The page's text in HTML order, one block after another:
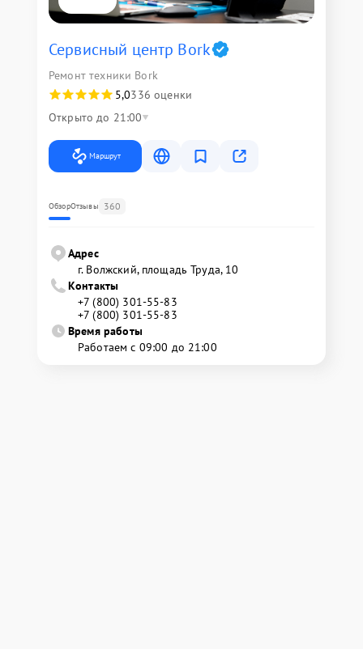
Сервисный центр Bork
Ремонт техники Bork
5,0336 оценки
Открыто до 21:00
Маршрут
ОбзорОтзывы 360
Адрес
г. Волжский, площадь Труда, 10
Контакты
+7 (800) 301-55-83
+7 (800) 301-55-83
Время работы
Работаем с 09:00 до 21:00